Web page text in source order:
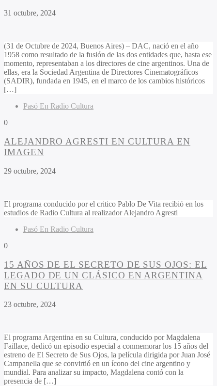
31 octubre, 2024
(31 de Octubre de 2024, Buenos Aires) – DAC, nació en el año
1958 como resultado de la fusión de las dos entidades que, hasta ese
momento, representaban a los directores de cine argentinos. Una de
ellas, era la Sociedad Argentina de Directores Cinematográficos
(SADIR), fundada en 1945, en el marco de los cambios históricos
[…]
Pasó En Radio Cultura
0
ALEJANDRO AGRESTI EN CULTURA EN
IMAGEN
29 octubre, 2024
El programa conducido por el critico Pablo De Vita recibió en los
estudios de Radio Cultura al realizadorAlejandro Agresti
Pasó En Radio Cultura
0
15 AÑOS DE EL SECRETO DE SUS OJOS: EL
LEGADO DE UN CLÁSICO EN ARGENTINA
EN SU CULTURA
23 octubre, 2024
El programa Argentina en su Cultura, conducido por Magdalena
Faillace, dedicó un episodio especial a conmemorar los 15 años del
estreno de El Secreto de Sus Ojos, la película dirigida por Juan José
Campanella que se convirtió en un ícono del cine argentino y
mundial. Para analizar su impacto, Magdalena contó con la
presencia de […]